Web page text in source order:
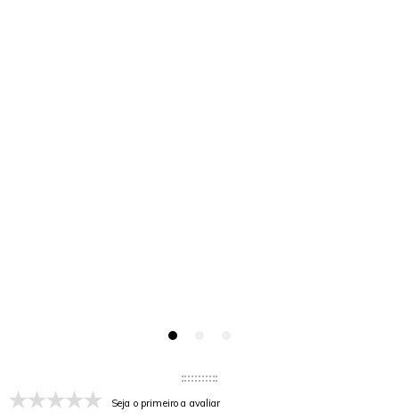
Seja o primeiro a avaliar